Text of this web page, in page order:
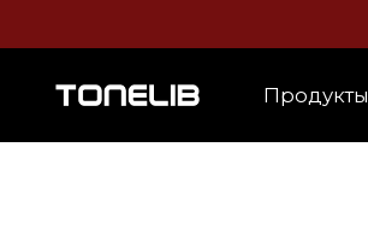
Продукты